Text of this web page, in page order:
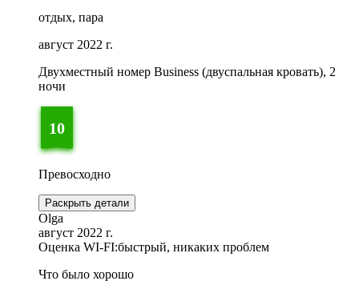
отдых, пара
август 2022 г.
Двухместный номер Business (двуспальная кровать), 2
ночи
10
Превосходно
Раскрыть детали
Olga
август 2022 г.
Оценка WI-FI:быстрый, никаких проблем
Что было хорошо